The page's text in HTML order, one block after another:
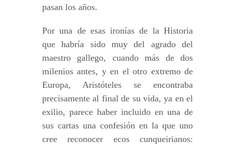
pasan los años.
Por una de esas ironías de la Historia
que habría sido muy del agrado del
maestro gallego, cuando más de dos
milenios antes, y en el otro extremo de
Europa, Aristóteles se encontraba
precisamente al final de su vida, ya en el
exilio, parece haber incluido en una de
sus cartas una confesión en la que uno
cree reconocer ecos cunqueirianos: